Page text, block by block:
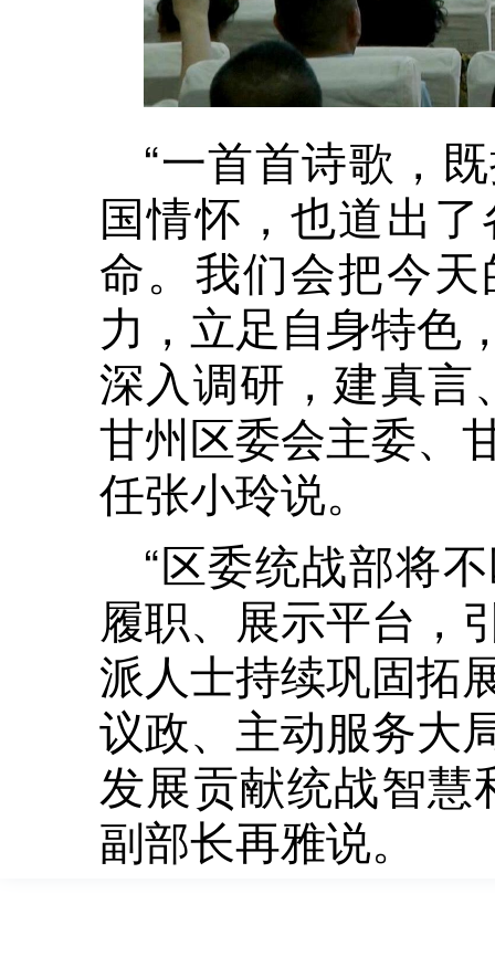
“一首首诗歌，
国情怀，也道出
命。我们会把今
力，立足自身特色
深入调研，建真言
甘州区委会主委、
任张小玲说。
“区委统战部将
履职、展示平台，
派人士持续巩固拓
议政、主动服务大
发展贡献统战智慧
副部长再雅说。